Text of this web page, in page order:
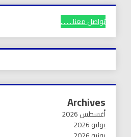
تواصل معنا........
Archives
أغسطس 2026
يوليو 2026